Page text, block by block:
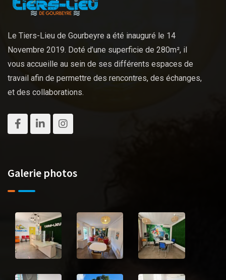
Le Tiers-Lieu de Gourbeyre a été inauguré le 14
Novembre 2019. Doté d’une superficie de 280m², il
vous accueille au sein de ses différents espaces de
travail afin de permettre des rencontres, des échanges,
et des collaborations.
Galerie photos